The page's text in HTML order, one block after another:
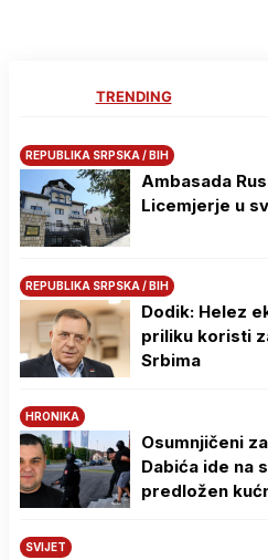
TRENDING
REPUBLIKA SRPSKA / BIH
Ambasada
Licemjerje u
REPUBLIKA SRPSKA / BIH
Dodik: Helez
priliku koristi
Srbima
HRONIKA
Osumnjičeni
Dabića ide na
predložen
SVIJET